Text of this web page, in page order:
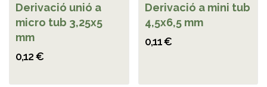
Derivació unió a
micro tub 3,25x5
mm
0,12 €
Derivació a mini tub
4,5x6,5 mm
0,11 €